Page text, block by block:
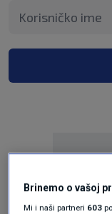
Brinemo o vašoj
Mi i naši partneri 603